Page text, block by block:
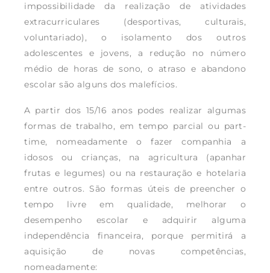
impossibilidade da realização de atividades
extracurriculares (desportivas, culturais,
voluntariado), o isolamento dos outros
adolescentes e jovens, a redução no número
médio de horas de sono, o atraso e abandono
escolar são alguns dos malefícios.
A partir dos 15/16 anos podes realizar algumas
formas de trabalho, em tempo parcial ou part-
time, nomeadamente o fazer companhia a
idosos ou crianças, na agricultura (apanhar
frutas e legumes) ou na restauração e hotelaria
entre outros. São formas úteis de preencher o
tempo livre em qualidade, melhorar o
desempenho escolar e adquirir alguma
independência financeira, porque permitirá a
aquisição de novas competências,
nomeadamente: